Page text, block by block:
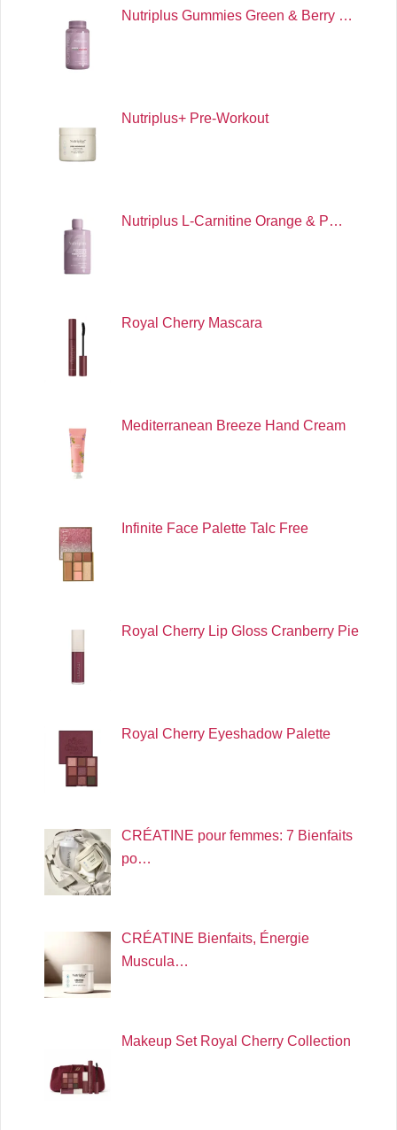
Nutriplus Gummies Green & Berry …
Nutriplus+ Pre-Workout
Nutriplus L-Carnitine Orange & P…
Royal Cherry Mascara
Mediterranean Breeze Hand Cream
Infinite Face Palette Talc Free
Royal Cherry Lip Gloss Cranberry Pie
Royal Cherry Eyeshadow Palette
CRÉATINE pour femmes: 7 Bienfaits
po…
CRÉATINE Bienfaits, Énergie
Muscula…
Makeup Set Royal Cherry Collection